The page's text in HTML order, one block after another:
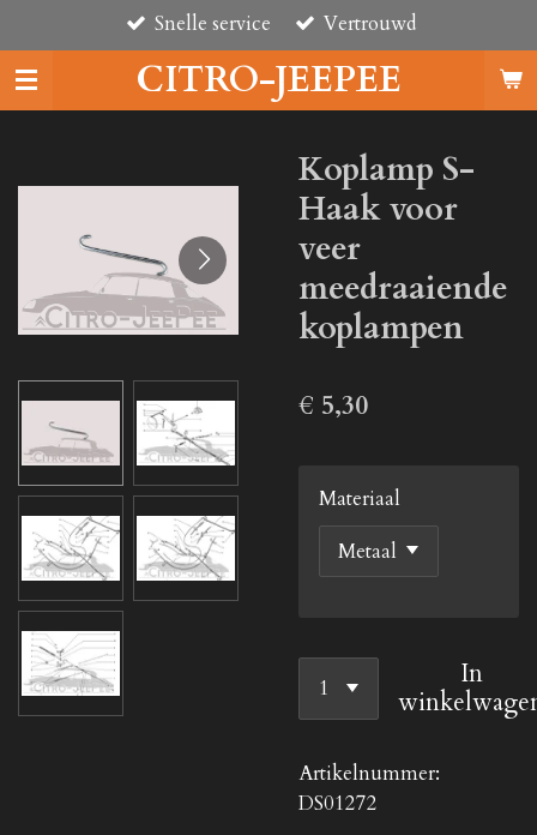
direct
naar
de
CITRO-JEEPEE
Snelle service Vertrouwd
Koplamp S-
Haak voor
veer
meedraaiende
koplampen
€ 5,30
Materiaal
In
Artikelnummer:
DS01272